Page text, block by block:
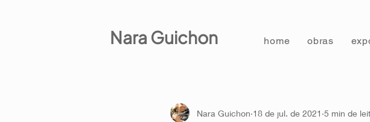
Nara Guichon home obras
Nara Guichon 18 de jul. de 2021 5 min de